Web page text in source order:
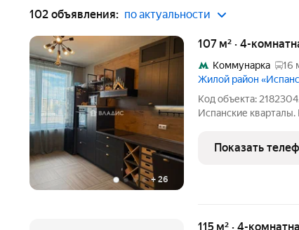
102 объявления: по актуальности
+ 26
107 м² · 4-
Коммунарка
16
Жилой район
Код объекта:
Испанские
Показать
115 м² · 4-